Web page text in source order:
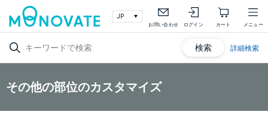
お問い合わせ ログイン カート メニュー
検索 詳細検索
その他の部位のカスタマイズ